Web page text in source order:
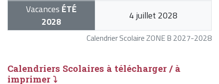
Calendrier Scolaire ZONE B 2027-2028
Vacances ÉTÉ
2028
4 juillet 2028
Calendriers Scolaires à télécharger / à
imprimer ⤵